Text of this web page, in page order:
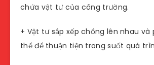
chứa vật tư của công trường.
+ Vật tư sắp xếp chồng lên nhau và
thể để thuận tiện trong suốt quá